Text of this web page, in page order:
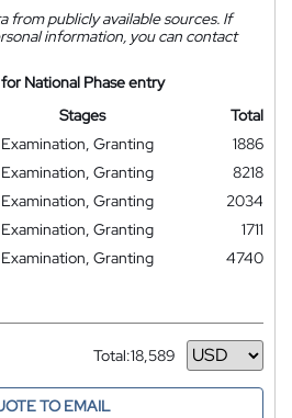
from publicly available sources. If
information, you can contact
National Phase entry
Stages
Total
Granting
1886
Granting
8218
Granting
2034
Granting
1711
Granting
4740
Total:18,589
Currency
TO EMAIL